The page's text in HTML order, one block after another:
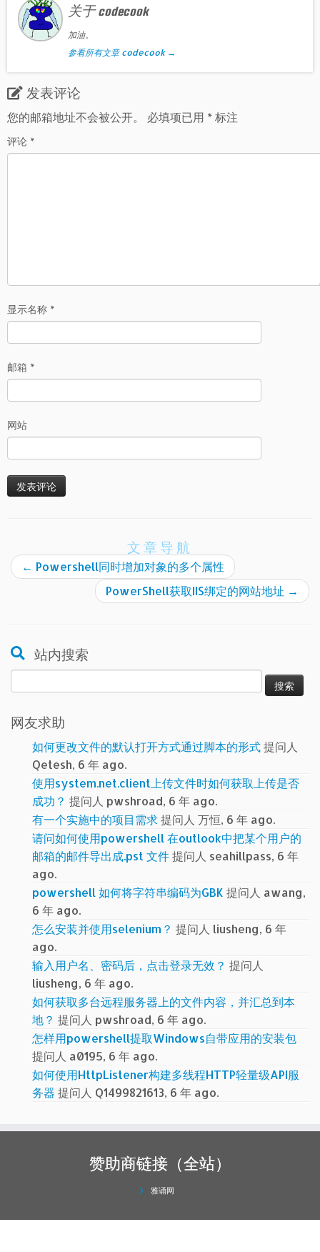
关于 codecook
加油。
参看所有文章 codecook →
发表评论
您的邮箱地址不会被公开。
必填项已用 *标注
评论 *
显示名称 *
邮箱 *
网站
文章导航
← Powershell同时增加对象的多个属性
PowerShell获取IIS绑定的网站地址 →
站内搜索
索：
网友求助
如何更改文件的默认打开方式通过脚本的形式提问人
Qetesh, 6 年 ago.
使用system.net.client上传文件时如何获取上传是否
成功？ 提问人 pwshroad, 6 年 ago.
有一个实施中的项目需求提问人 万恒, 6 年 ago.
请问如何使用powershell 在outlook中把某个用户的
邮箱的邮件导出成.pst 文件提问人 seahillpass, 6 年
ago.
powershell 如何将字符串编码为GBK 提问人 awang,
6 年 ago.
怎么安装并使用selenium？ 提问人 liusheng, 6 年
ago.
输入用户名、密码后，点击登录无效？ 提问人
liusheng, 6 年 ago.
如何获取多台远程服务器上的文件内容，并汇总到本
地？ 提问人 pwshroad, 6 年 ago.
怎样用powershell提取Windows自带应用的安装包
提问人 a0195, 6 年 ago.
如何使用HttpListener构建多线程HTTP轻量级API服
务器 提问人 Q1499821613, 6 年 ago.
赞助商链接（全站）
雅诵网